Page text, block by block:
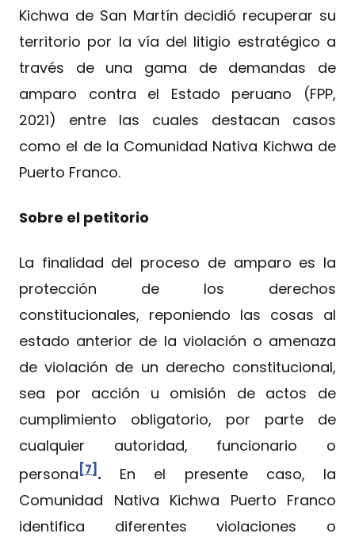
Kichwa de San Martín decidió recuperar su
territorio por la vía del litigio estratégico a
través de una gama de demandas de
amparo contra el Estado peruano (FPP,
2021) entre las cuales destacan casos
como el de la Comunidad Nativa Kichwa de
Puerto Franco.
Sobre el petitorio
La finalidad del proceso de amparo es la
protección de los derechos
constitucionales, reponiendo las cosas al
estado anterior de la violación o amenaza
de violación de un derecho constitucional,
sea por acción u omisión de actos de
cumplimiento obligatorio, por parte de
cualquier autoridad, funcionario o
persona [7] . En el presente caso, la
Comunidad Nativa Kichwa Puerto Franco
identifica diferentes violaciones o